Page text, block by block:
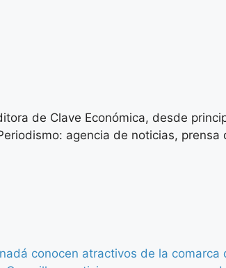
de Clave Económica, desde
agencia de noticias,
conocen atractivos de la comarca